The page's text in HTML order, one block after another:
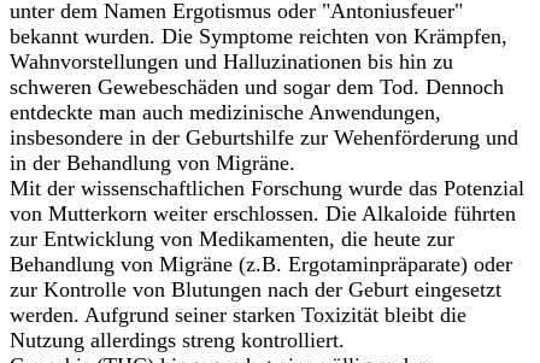
unter dem Namen Ergotismus oder "Antoniusfeuer"
bekannt wurden. Die Symptome reichten von Krämpfen,
Wahnvorstellungen und Halluzinationen bis hin zu
schweren Gewebeschäden und sogar dem Tod. Dennoch
entdeckte man auch medizinische Anwendungen,
insbesondere in der Geburtshilfe zur Wehenförderung und
in der Behandlung von Migräne.
Mit der wissenschaftlichen Forschung wurde das Potenzial
von Mutterkorn weiter erschlossen. Die Alkaloide führten
zur Entwicklung von Medikamenten, die heute zur
Behandlung von Migräne (z.B. Ergotaminpräparate) oder
zur Kontrolle von Blutungen nach der Geburt eingesetzt
werden. Aufgrund seiner starken Toxizität bleibt die
Nutzung allerdings streng kontrolliert.